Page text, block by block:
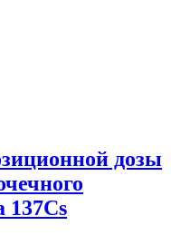
дозы
137Cs